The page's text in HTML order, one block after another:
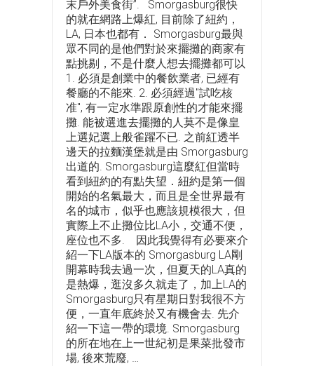
末戶外美食街”. Smorgasburg很快
的就在網路上爆紅, 目前除了紐約，
LA, 日本也都有． Smorgasburg最與
眾不同的是他們對於來擺攤的商家有
點挑剔，不是什麼人想去擺攤都可以
1. 必須是創業中的餐飲業者, 已經有
餐廳的不能來. 2. 必須經過"試吃核
准", 有一定水準跟原創性的才能來擺
攤. 能被選進去擺攤的人莫不是像皇
上選妃選上般雀躍不已. 之前紅透半
邊天的拉麵漢堡就是由 Smorgasburg
出道的. Smorgasburg這麼紅但當時
看到紐約的有點失望．紐約是第一個
開始的名氣最大，而且是全世界最有
名的城市，似乎也應該規模很大，但
實際上不止攤位比LA小，交通不便，
座位也不多. 因此我覺得有必要來介
紹一下LA版本的 Smorgasburg LA剛
開幕時我去過一次，但夏天的LA真的
是熱爆，逛沒多久就走了，加上LA的
Smorgasburg只有星期日對我很不方
便，一直年底終於又有機會去. 先介
紹一下這一帶的環境. Smorgasburg
的所在地在上一世紀初是果菜批發市
場, 後來荒廢, …